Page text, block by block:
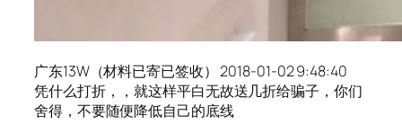
广东13W（材料已寄已签收） 2018-01-02 9:48:40
凭什么打折，，就这样平白无故送几折给骗子，你们
舍得，不要随便降低自己的底线